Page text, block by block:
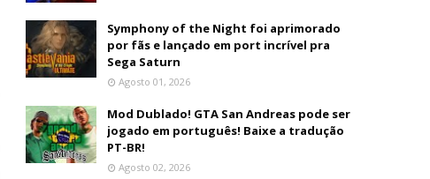
Symphony of the Night foi aprimorado
por fãs e lançado em port incrível pra
Sega Saturn
Agosto 01, 2026
Mod Dublado! GTA San Andreas pode ser
jogado em português! Baixe a tradução
PT-BR!
Agosto 02, 2026